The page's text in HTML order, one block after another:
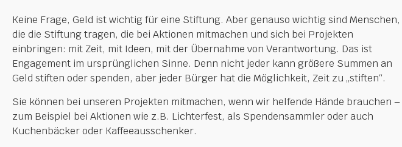
Keine Frage, Geld ist wichtig für eine Stiftung. Aber genauso wichtig sind Menschen,
die die Stiftung tragen, die bei Aktionen mitmachen und sich bei Projekten
einbringen: mit Zeit, mit Ideen, mit der Übernahme von Verantwortung. Das ist
Engagement im ursprünglichen Sinne. Denn nicht jeder kann größere Summen an
Geld stiften oder spenden, aber jeder Bürger hat die Möglichkeit, Zeit zu „stiften“.
Sie können bei unseren Projekten mitmachen, wenn wir helfende Hände brauchen –
zum Beispiel bei Aktionen wie z.B. Lichterfest, als Spendensammler oder auch
Kuchenbäcker oder Kaffeeausschenker.